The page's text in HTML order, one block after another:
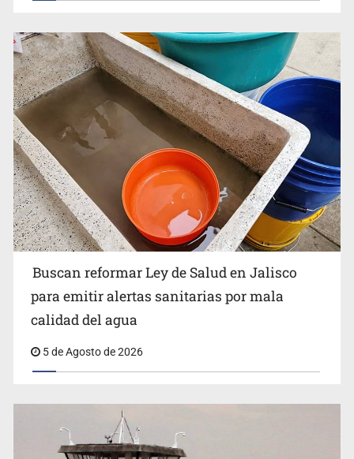
Buscan reformar Ley de Salud en Jalisco para emitir
alertas sanitarias por mala calidad del agua
Citarían a Medrano si persiste falta de diálogo con
vecinos de Mirador San Isidro
Buscan reformar Ley de Salud en Jalisco
para emitir alertas sanitarias por mala
calidad del agua
5 de Agosto de 2026